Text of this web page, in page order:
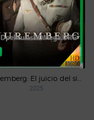
2025